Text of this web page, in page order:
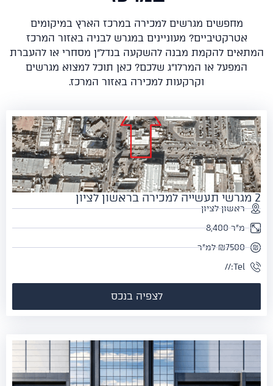
מחפשים מגרשים למכירה במרכז הארץ במיקומים
אטרקטיביים? מעוניינים במגרש לבניה באזור המרכז
להקמת מבנה להשקעה בנדל"ן מסחרי או להעברת
המפעל או המרלו"ג שלכם? כאן תוכל למצוא מגרשים
וקרקעות למכירה באזור המרכז.
ראשון לציון
מ"ר 8,400
₪7500 למ"ר
Tel://
לצפיה בנכס